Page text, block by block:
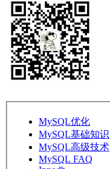
MySQL优化
MySQL基础知识
MySQL高级技术
MySQL FAQ